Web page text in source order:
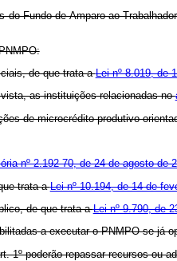
do Fundo de Amparo ao
de que trata aLei nº 8.019, de
as instituições relacionadas no
de microcrédito produtivo
nº 2.192-70, de 24 de agosto de
trata aLei nº 10.194, de 14 de
de que trata aLei nº 9.790, de
a executar o PNMPO se já
1º poderão repassar recursos ou